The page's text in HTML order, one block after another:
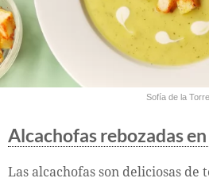
Sofía de la Torre
Alcachofas rebozadas en
Las alcachofas son deliciosas de